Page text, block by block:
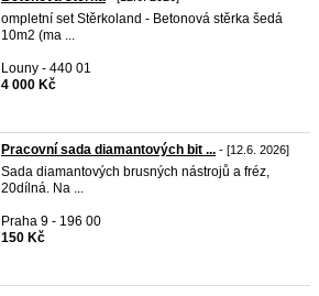
ompletní set Stěrkoland - Betonová stěrka šedá
10m2 (ma ...
Louny - 440 01
4 000 Kč
Pracovní sada diamantových bit ... - [12.6. 2026]
Sada diamantových brusných nástrojů a fréz,
20dílná. Na ...
Praha 9 - 196 00
150 Kč